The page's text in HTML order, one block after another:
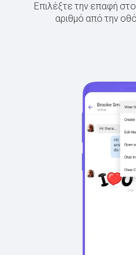
Επιλέξτε την επαφή
αριθμό από την